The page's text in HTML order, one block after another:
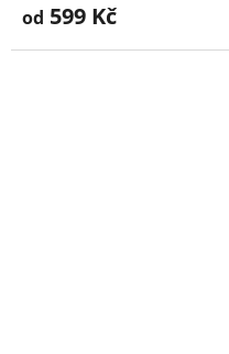
produktu
5,0
od 599 Kč